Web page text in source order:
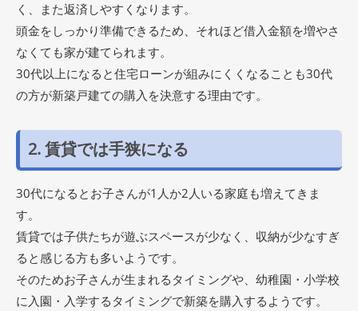
く、また返済しやすくなります。
頭金をしっかり準備できるため、それほど借入金額を増やさ
なくても家が建てられます。
30代以上になると住宅ローンが組みにくくなることも30代
の方が新築戸建ての購入を決意する理由です。
2. 賃貸では手狭になる
30代になるとお子さんが1人か2人いる家庭も増えてきま
す。
賃貸では子供たちが遊ぶスペースが少なく、収納が少なすぎ
ると感じる方も多いようです。
そのためお子さんが生まれるタイミングや、幼稚園・小学校
に入園・入学するタイミングで新築を購入するようです。